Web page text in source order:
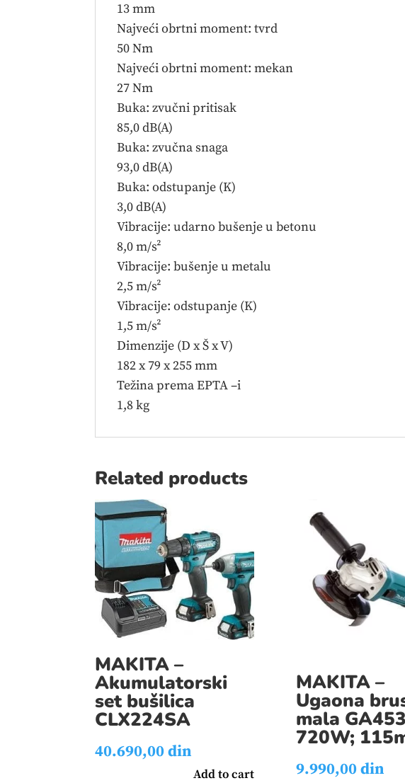
13 mm
Najveći obrtni moment: tvrd
50 Nm
Najveći obrtni moment: mekan
27 Nm
Buka: zvučni pritisak
85,0 dB(A)
Buka: zvučna snaga
93,0 dB(A)
Buka: odstupanje (K)
3,0 dB(A)
Vibracije: udarno bušenje u betonu
8,0 m/s²
Vibracije: bušenje u metalu
2,5 m/s²
Vibracije: odstupanje (K)
1,5 m/s²
Dimenzije (D x Š x V)
182 x 79 x 255 mm
Težina prema EPTA –i
1,8 kg
Related products
MAKITA –
Akumulatorski
set bušilica
CLX224SA
40.690,00din
Add to cart
MAKITA –
Ugaona
mala
720W;
9.990,00din